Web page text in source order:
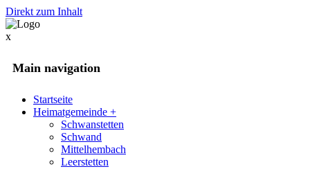
Direkt zum Inhalt
x
Main navigation
Startseite
Heimatgemeinde +
Schwanstetten
Schwand
Mittelhembach
Leerstetten